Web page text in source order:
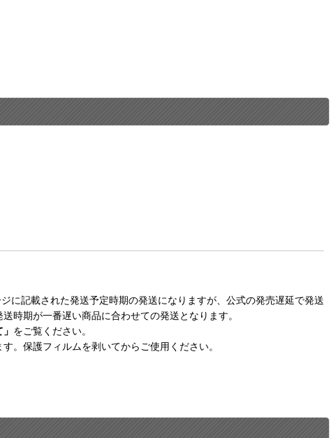
に記載された発送予定時期の発送になりますが、公式の発売遅延で発送
時期が一番遅い商品に合わせての発送となります。
をご覧ください。
。保護フィルムを剥いてからご使用ください。